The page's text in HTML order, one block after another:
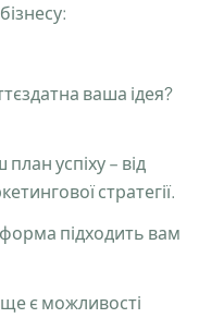
ваша ідея?
план успіху – від
стратегії.
підходить вам
ще є можливості